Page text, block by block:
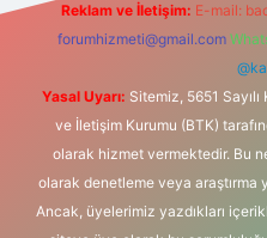
Reklam ve İletişim: E-mail:
forumhizmeti@gmail.com
Yasal Uyarı: Sitemiz, 5651
ve İletişim Kurumu (BTK)
olarak hizmet vermektedir. Bu
olarak denetleme veya araştırma
Ancak, üyelerimiz yazdıkları